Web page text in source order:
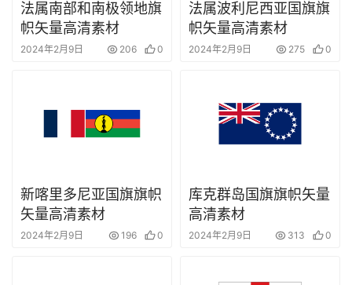
法属南部和南极领地旗
帜矢量高清素材
2024年2月9日 206 0
法属波利尼西亚国旗旗
帜矢量高清素材
2024年2月9日 275 0
新喀里多尼亚国旗旗帜
矢量高清素材
2024年2月9日 196 0
库克群岛国旗旗帜矢量
高清素材
2024年2月9日 313 0